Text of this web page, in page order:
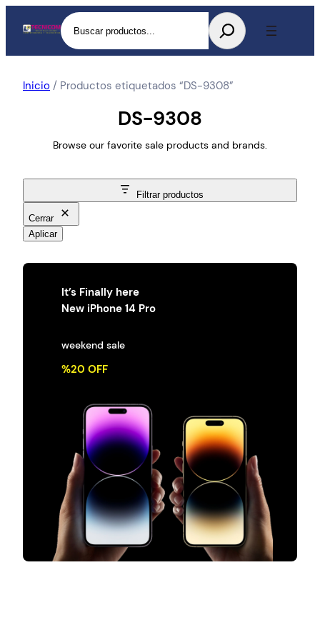
Buscar
Inicio / Productos etiquetados “DS-9308”
DS-9308
Browse our favorite sale products and brands.
Filtrar productos
Cerrar
Aplicar
It’s Finally here
New iPhone 14 Pro
weekend sale
%20 OFF